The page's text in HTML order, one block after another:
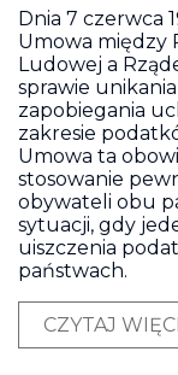
Dnia 7 czerwca
Umowa między
Ludowej a
sprawie
zapobiegania
zakresie
Umowa ta
stosowanie
obywateli obu
sytuacji, gdy
uiszczenia
państwach.
CZYTAJ